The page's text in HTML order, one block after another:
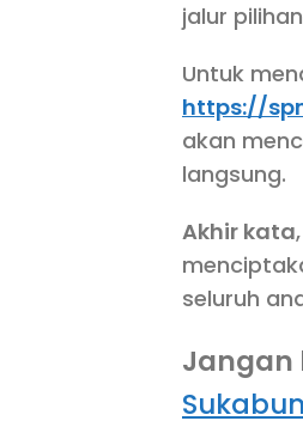
jalur
Untuk
https://
akan
langsung.
Akhir kata
seluruh
Jangan